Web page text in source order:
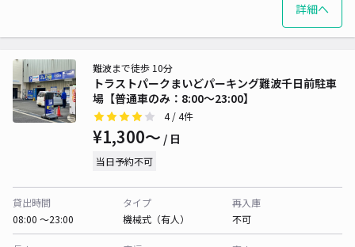
詳細へ
トラストパークまいどパーキング難波千日前駐車
場【普通車のみ：8:00～23:00】
難波まで徒歩 10分
4/ 4件
¥1,300〜 / 日
当日予約不可
貸出時間
08:00 〜23:00
タイプ
機械式（有人）
再入庫
不可